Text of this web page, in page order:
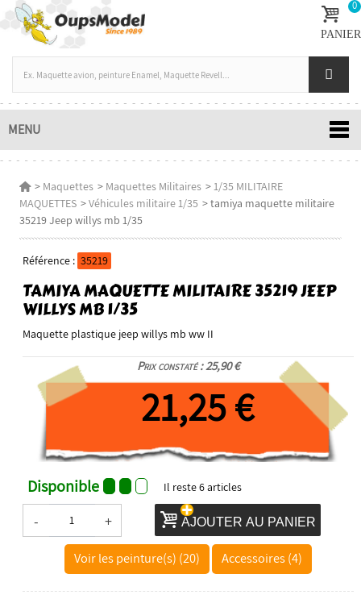
0
PANIER
MENU
> Maquettes > Maquettes Militaires >1/35 MILITAIRE
MAQUETTES >Véhicules militaire 1/35 >tamiya maquette militaire
35219 Jeep willys mb 1/35
Référence : 35219
TAMIYA MAQUETTE MILITAIRE 35219 JEEP
WILLYS MB 1/35
Maquette plastique jeep willys mb ww II
Prix constaté : 25,90 €
21,25 €
Disponible Il reste6articles
- + AJOUTER AU PANIER
Voir les peinture(s) (20) Accessoires (4)